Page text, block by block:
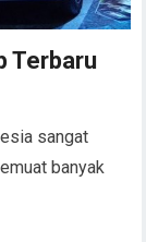
Terbaru
sangat
banyak